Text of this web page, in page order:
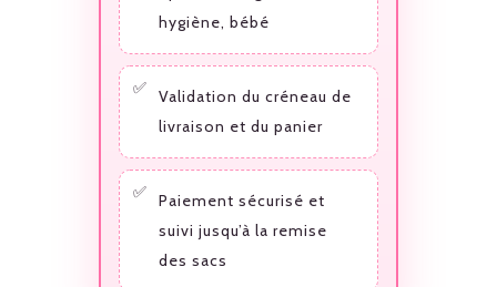
hygiène, bébé
Validation du créneau de
livraison et du panier
Paiement sécurisé et
suivi jusqu’à la remise
des sacs